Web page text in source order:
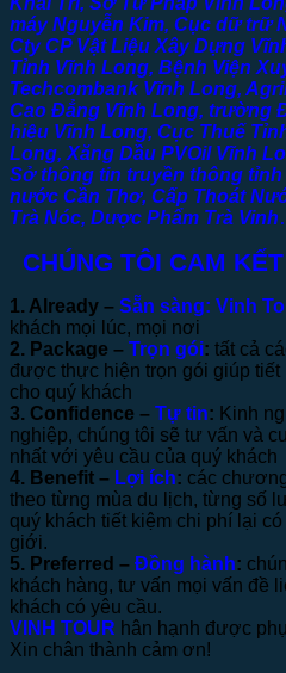
máy Nguyễn Kim, Cục dữ trữ
Cty CP Vật Liệu Xây Dựng
Tỉnh Vĩnh Long, Bệnh Viện
Techcombank Vĩnh Long,
Cao Đẳng Vĩnh Long, trường
hiệu Vĩnh Long, Cục Thuế
Long, Xăng Dầu PVOil Vĩnh
Sở thông tin truyền thông
nước Cần Thơ, Cấp Thoát
Trà Nóc, Dược Phẩm Trà Vinh
CHÚNG TÔI CAM
1. Already – Sẵn sàng: Vinh
khách mọi lúc, mọi nơi
2. Package – Trọn gói: tất cả
được thực hiện trọn gói giúp
cho quý khách
3. Confidence – Tự tin: Kinh
nghiệp, chúng tôi sẽ tư vấn và
nhất với yêu cầu của quý khách
4. Benefit – Lợi ích: các
theo từng mùa du lịch, từng số
quý khách tiết kiệm chi phí lại
giới.
5. Preferred – Đồng hành:
khách hàng, tư vấn mọi vấn đề
khách có yêu cầu.
VINH TOUR hân hạnh được
Xin chân thành cảm ơn!